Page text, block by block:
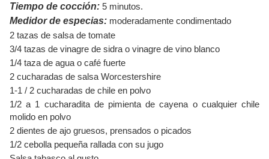
Tiempo de cocción: 5 minutos.
Medidor de especias: moderadamente condimentado
2 tazas de salsa de tomate
3/4 tazas de vinagre de sidra o vinagre de vino blanco
1/4 taza de agua o café fuerte
2 cucharadas de salsa Worcestershire
1-1 / 2 cucharadas de chile en polvo
1/2 a 1 cucharadita de pimienta de cayena o cualquier chile
molido en polvo
2 dientes de ajo gruesos, prensados ​​o picados
1/2 cebolla pequeña rallada con su jugo